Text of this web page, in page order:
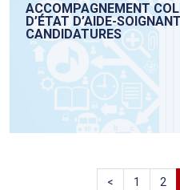
ACCOMPAGNEMENT
D’ÉTAT D’AIDE-
CANDIDATURES
< 1 2